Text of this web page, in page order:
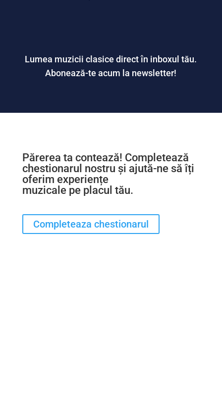
Lumea muzicii clasice direct în inboxul tău.
Abonează-te acum la newsletter!
Părerea ta contează! Completează
chestionarul nostru și ajută-ne să îți
oferim experiențe
muzicale pe placul tău.
Completeaza chestionarul